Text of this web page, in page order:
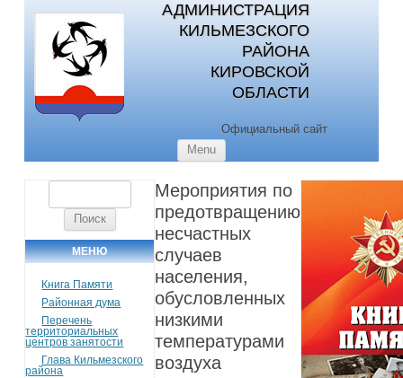
АДМИНИСТРАЦИЯ
КИЛЬМЕЗСКОГО
РАЙОНА
КИРОВСКОЙ
ОБЛАСТИ
Официальный сайт
Menu
МЕНЮ
Книга Памяти
Районная дума
Перечень
территориальных
центров занятости
Глава Кильмезского
района
Мероприятия по
предотвращению
несчастных
случаев
населения,
обусловленных
низкими
температурами
воздуха